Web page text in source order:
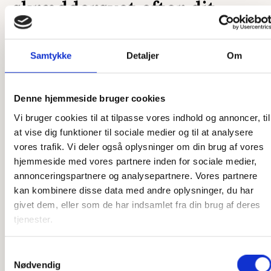
Samtykke Detaljer Om
Denne hjemmeside bruger cookies
Vi bruger cookies til at tilpasse vores indhold og annoncer, til
at vise dig funktioner til sociale medier og til at analysere
vores trafik. Vi deler også oplysninger om din brug af vores
hjemmeside med vores partnere inden for sociale medier,
annonceringspartnere og analysepartnere. Vores partnere
kan kombinere disse data med andre oplysninger, du har
givet dem, eller som de har indsamlet fra din brug af deres
tjenester.
Nødvendig
skræddersyet efter dit
ønske
Som et dansk producerende firma har vi en unik mulighed
for at skræddersy vores produkter præcis efter dine ønsker.
graveret på, eller et helt unikt kort, så er vi klar til at hjælpe.
Vores designere står klar til at høre, hvad du ønsker, og
vores snedkere står klar til at lave det efter dine tanker. Vi
har stor erfaring med at producere speciallavede produkter,
så har du en sjov idé, som du gerne vil have gjort til
virkelighed, er du kommet til det rette sted. Der er ikke
meget, som ikke er muligt, og det er kun fantasien, der
sætter grænser.
Har du ikke idéen 100 % på plads, står vi også klar til at
hjælpe der. Vi har mange års erfaring med produktion af
disse produkter og kan derfor yde den bedste rådgivning i